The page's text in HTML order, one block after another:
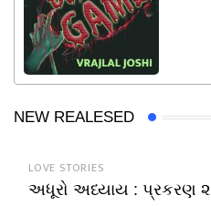
NEW REALESED
LOVE STORIES
અધૂરો અધ્યાય : પ્રકરણ ૨